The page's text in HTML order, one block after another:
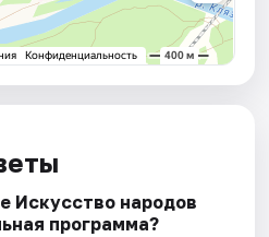
Искусство народов
программа?